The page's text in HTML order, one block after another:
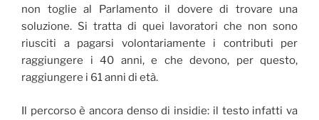
non toglie al Parlamento il dovere di trovare una
soluzione. Si tratta di quei lavoratori che non sono
riusciti a pagarsi volontariamente i contributi per
raggiungere i 40 anni, e che devono, per questo,
raggiungere i 61 anni di età.
Il percorso è ancora denso di insidie: il testo infatti va